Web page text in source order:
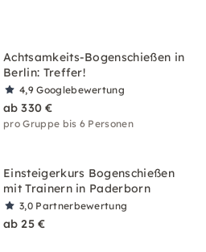
Achtsamkeits-Bogenschießen in
Berlin: Treffer!
4,9Googlebewertung
ab 330 €
pro Gruppe bis 6 Personen
Einsteigerkurs Bogenschießen
mit Trainern in Paderborn
3,0 Partnerbewertung
ab 25 €